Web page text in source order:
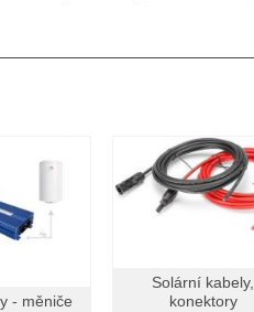
- měniče
Solární kabely,
konektory